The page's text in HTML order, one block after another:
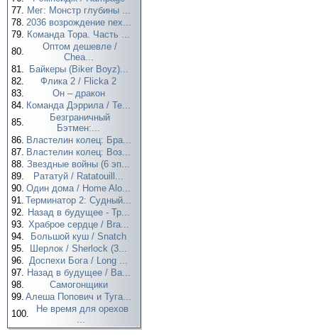
77. Мег: Монстр глубины ...
78. 2036 возрождение nex...
79. Команда Тора. Часть ...
80.
Оптом дешевле /
Chea...
81.
Байкеры (Biker Boyz)...
82.
Флика 2 / Flicka 2
83.
Он – дракон
84. Команда Дэррила / Te...
85.
Безграничный
Бэтмен:...
86. Властелин колец: Бра...
87. Властелин колец: Воз...
88. Звездные войны (6 эп...
89.
Рататуй / Ratatouill...
90. Один дома / Home Alo...
91. Терминатор 2: Судный...
92. Назад в будущее - Тр...
93. Храброе сердце / Bra...
94.
Большой куш / Snatch
95.
Шерлок / Sherlock (3...
96. Доспехи Бога / Long ...
97. Назад в будущее / Ba...
98.
Самогонщики
99. Алеша Попович и Туга...
100.
Не время для орехов
...